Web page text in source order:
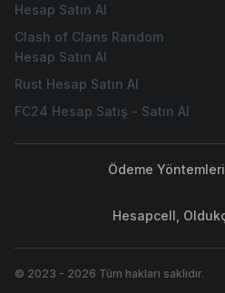
Hesap Satın Al
Clash of Clans Random
Hesap Satın Al
Rust Hesap Satın Al
FC24 Hesap Satış - Satın Al
Ödeme Yöntemleri
Hesapcell,
© 2023 - 2026 Tüm hakları saklıdır.